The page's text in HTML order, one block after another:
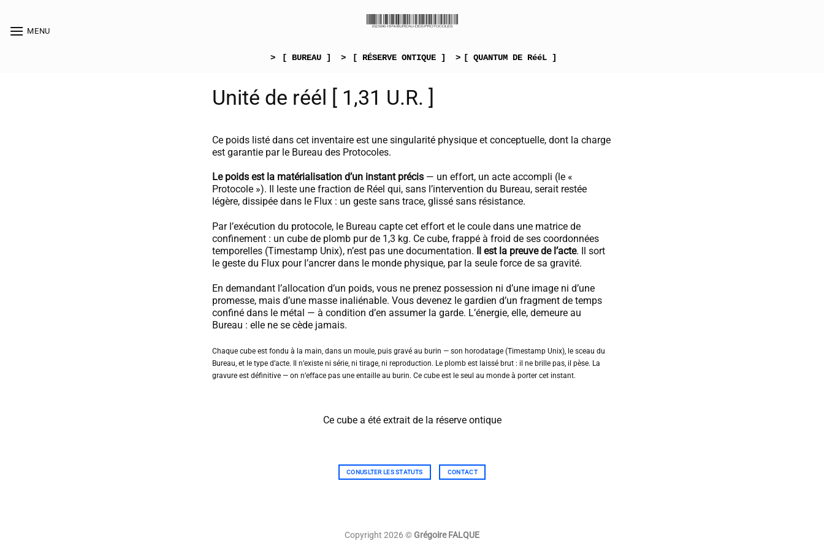
contenu
MENU
> [ BUREAU ] > [ RÉSERVE ONTIQUE ] > [ QUANTUM DE RééL ]
Unité de réél [ 1,31 U.R. ]
Ce poids listé dans cet inventaire est une singularité physique et conceptuelle, dont la charge
est garantie par le Bureau des Protocoles.
Le poids est la matérialisation d’un instant précis— un effort, un acte accompli (le «
Protocole »). Il leste une fraction de Réel qui, sans l’intervention du Bureau, serait restée
légère, dissipée dans le Flux : un geste sans trace, glissé sans résistance.
Par l’exécution du protocole, le Bureau capte cet effort et le coule dans une matrice de
confinement : un cube de plomb pur de 1,3 kg. Ce cube, frappé à froid de ses coordonnées
temporelles (Timestamp Unix), n’est pas une documentation.
Il est la preuve de l’acte. Il sort
le geste du Flux pour l’ancrer dans le monde physique, par la seule force de sa gravité.
En demandant l’allocation d’un poids, vous ne prenez possession ni d’une image ni d’une
promesse, mais d’une masse inaliénable. Vous devenez le gardien d’un fragment de temps
confiné dans le métal — à condition d’en assumer la garde. L’énergie, elle, demeure au
Bureau : elle ne se cède jamais.
Chaque cube est fondu à la main, dans un moule, puis gravé au burin — son horodatage (Timestamp Unix), le sceau du
Bureau, et le type d’acte. Il n’existe ni série, ni tirage, ni reproduction. Le plomb est laissé brut : il ne brille pas, il pèse. La
gravure est définitive — on n’efface pas une entaille au burin. Ce cube est le seul au monde à porter cet instant.
Ce cube a été extrait de la réserve ontique
CONUSLTER LES STATUTS CONTACT
Copyright 2026 © Grégoire FALQUE